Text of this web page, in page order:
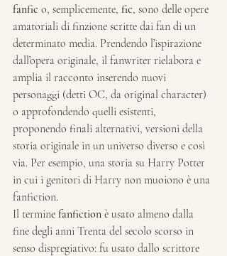
fanfic o, semplicemente, fic, sono delle opere
amatoriali di finzione scritte dai fan di un
determinato media. Prendendo l’ispirazione
dall’opera originale, il fanwriter rielabora e
amplia il racconto inserendo nuovi
personaggi (detti OC, da original character)
o approfondendo quelli esistenti,
proponendo finali alternativi, versioni della
storia originale in un universo diverso e così
via. Per esempio, una storia su Harry Potter
in cui i genitori di Harry non muoiono è una
fanfiction.
Il termine fanfiction è usato almeno dalla
fine degli anni Trenta del secolo scorso in
senso dispregiativo: fu usato dallo scrittore